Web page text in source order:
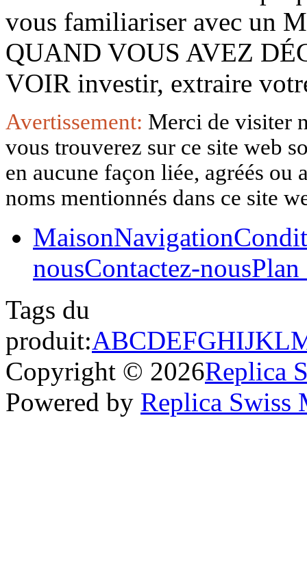
vous familiariser avec un
QUAND VOUS AVEZ
VOIR investir, extraire
Avertissement: Merci de visiter
vous trouverez sur ce site web
en aucune façon liée, agréés
noms mentionnés dans ce site
MaisonNavigation
nousContactez-nousPlan
Tags du
produit:ABCDEFGHIJKL
Copyright © 2026Replica
Powered by Replica Swiss